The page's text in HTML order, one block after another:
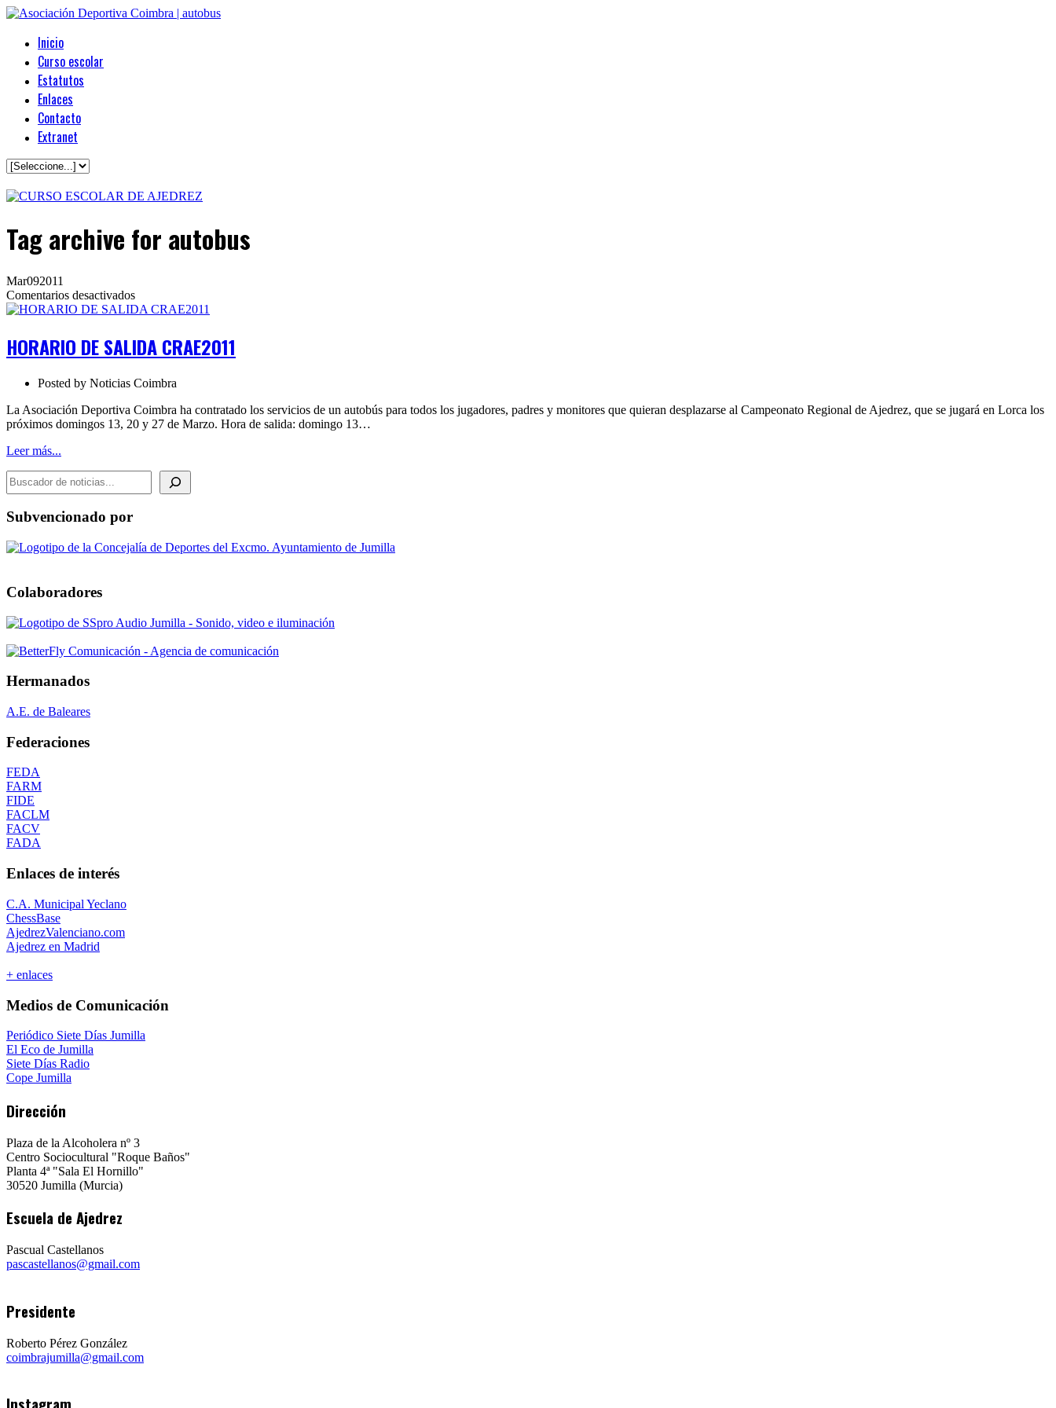
Inicio
Curso escolar
Estatutos
Enlaces
Contacto
Extranet
Tag archive for autobus
Mar092011
Comentarios desactivadosen
HORARIO
CRAE2011
HORARIO DE SALIDA CRAE2011
Posted by Noticias Coimbra
La Asociación Deportiva Coimbra ha contratado los servicios de un autobús para todos los jugadores, padres y monitores que quieran desplazarse al Campeonato Regional de Ajedrez, que se jugará en Lorca los
próximos domingos 13, 20 y 27 de Marzo. Hora de salida: domingo 13…
Leer más...
BUSCADOR DE NOTICIAS
Subvencionado por
Colaboradores
Hermanados
A.E. de Baleares
Federaciones
FEDA
FARM
FIDE
FACLM
FACV
FADA
Enlaces de interés
C.A. Municipal Yeclano
ChessBase
AjedrezValenciano.com
Ajedrez en Madrid
+ enlaces
Medios de Comunicación
Periódico Siete Días Jumilla
El Eco de Jumilla
Siete Días Radio
Cope Jumilla
Dirección
Plaza de la Alcoholera nº 3
Centro Sociocultural "Roque Baños"
Planta 4ª "Sala El Hornillo"
30520 Jumilla (Murcia)
Escuela de Ajedrez
Pascual Castellanos
pascastellanos@gmail.com
Presidente
Roberto Pérez González
coimbrajumilla@gmail.com